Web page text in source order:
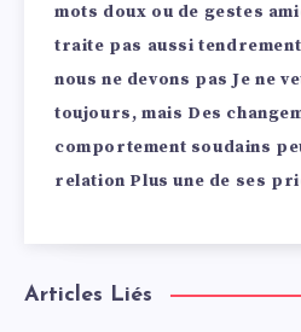
mots doux ou de gestes
traite pas aussi tendrement
nous ne devons pas Je ne
toujours, mais Des
comportement soudains
relation Plus une de ses
Articles Liés